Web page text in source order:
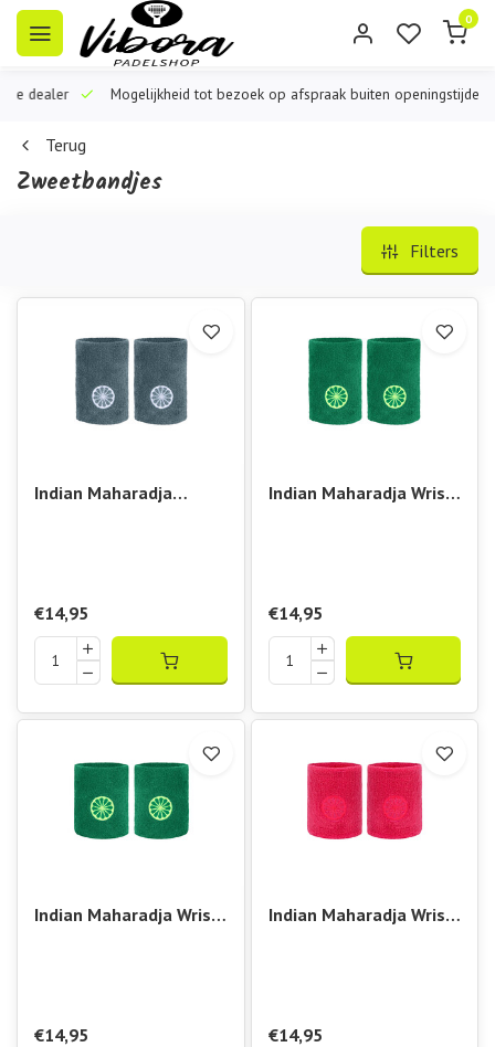
0
dealer Mogelijkheid tot bezoek op afspraak buiten openingstijden
Terug
Zweetbandjes
Filters
Indian Maharadja
€14,95
Indian Maharadja Wrist
€14,95
Indian Maharadja Wrist
€14,95
Indian Maharadja Wrist
€14,95